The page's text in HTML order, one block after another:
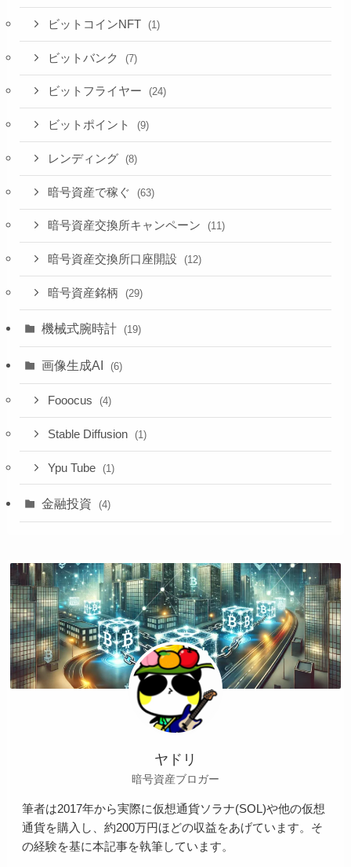
ビットコインNFT (1)
ビットバンク (7)
ビットフライヤー (24)
ビットポイント (9)
レンディング (8)
暗号資産で稼ぐ (63)
暗号資産交換所キャンペーン (11)
暗号資産交換所口座開設 (12)
暗号資産銘柄 (29)
機械式腕時計 (19)
画像生成AI (6)
Fooocus (4)
Stable Diffusion (1)
Ypu Tube (1)
金融投資 (4)
ヤドリ
暗号資産ブロガー
筆者は2017年から実際に仮想通貨ソラナ(SOL)や他の仮想
通貨を購入し、約200万円ほどの収益をあげています。そ
の経験を基に本記事を執筆しています。